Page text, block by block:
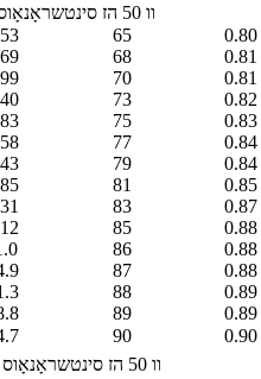
380 וו 50 הז סינטשראָנאָוס גיכקייַט 3000 ר / מין (2 פּויליש)
65
0.80
68
0.81
70
0.81
73
0.82
75
0.83
77
0.84
79
0.84
81
0.85
83
0.87
85
0.88
86
0.88
87
0.88
88
0.89
89
0.89
90
0.90
380 וו 50 הז סינטשראָנאָוס גיכקייַט 1500 ר / מין (4 פּאָלעס)